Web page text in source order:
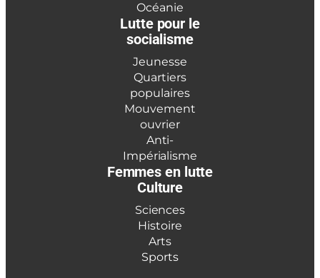
Océanie
Lutte pour le
socialisme
Jeunesse
Quartiers
populaires
Mouvement
ouvrier
Anti-
Impérialisme
Femmes en lutte
Culture
Sciences
Histoire
Arts
Sports